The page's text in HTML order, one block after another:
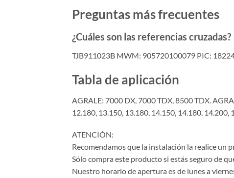
Preguntas más frecuentes
¿Cuáles son las referencias cruzadas?
TJB911023B MWM: 905720100079 PIC:
Tabla de aplicación
AGRALE: 7000 DX, 7000 TDX, 8500 TDX.
12.180, 13.150, 13.180, 14.150, 14.180, 14.200,
ATENCIÓN:
Recomendamos que la instalación la realice un
Sólo compra este producto si estás seguro de
Nuestro horario de apertura es de lunes a